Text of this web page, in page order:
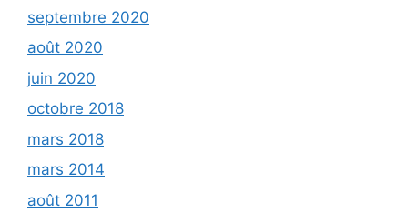
septembre 2020
août 2020
juin 2020
octobre 2018
mars 2018
mars 2014
août 2011